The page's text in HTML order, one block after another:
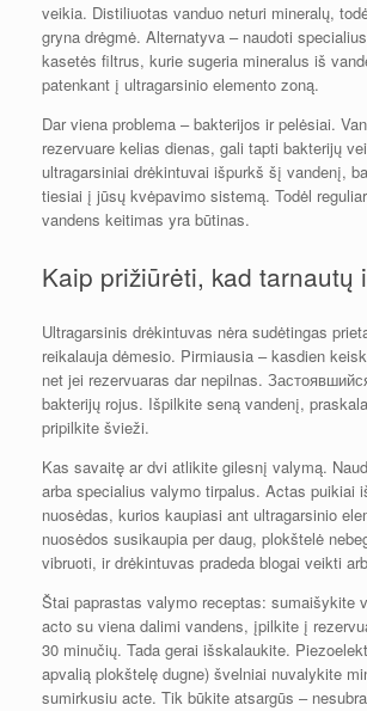
veikia. Distiliuotas vanduo neturi mineralų,
gryna drėgmė. Alternatyva – naudoti
kasetės filtrus, kurie sugeria mineralus iš
patenkant į ultragarsinio elemento zoną.
Dar viena problema – bakterijos ir pelėsiai.
rezervuare kelias dienas, gali tapti bakterijų
ultragarsiniai drėkintuvai išpurkš šį vandenį,
tiesiai į jūsų kvėpavimo sistemą. Todėl
vandens keitimas yra būtinas.
Kaip prižiūrėti, kad tarnautų
Ultragarsinis drėkintuvas nėra sudėtingas
reikalauja dėmesio. Pirmiausia – kasdien
net jei rezervuaras dar nepilnas.
bakterijų rojus. Išpilkite seną vandenį,
pripilkite švieži.
Kas savaitę ar dvi atlikite gilesnį valymą.
arba specialius valymo tirpalus. Actas puikiai
nuosėdas, kurios kaupiasi ant ultragarsinio
nuosėdos susikaupia per daug, plokštelė
vibruoti, ir drėkintuvas pradeda blogai veikti
Štai paprastas valymo receptas: sumaišykite
acto su viena dalimi vandens, įpilkite į
30 minučių. Tada gerai išskalaukite.
apvalią plokštelę dugne) švelniai nuvalykite
sumirkusiu acte. Tik būkite atsargūs –